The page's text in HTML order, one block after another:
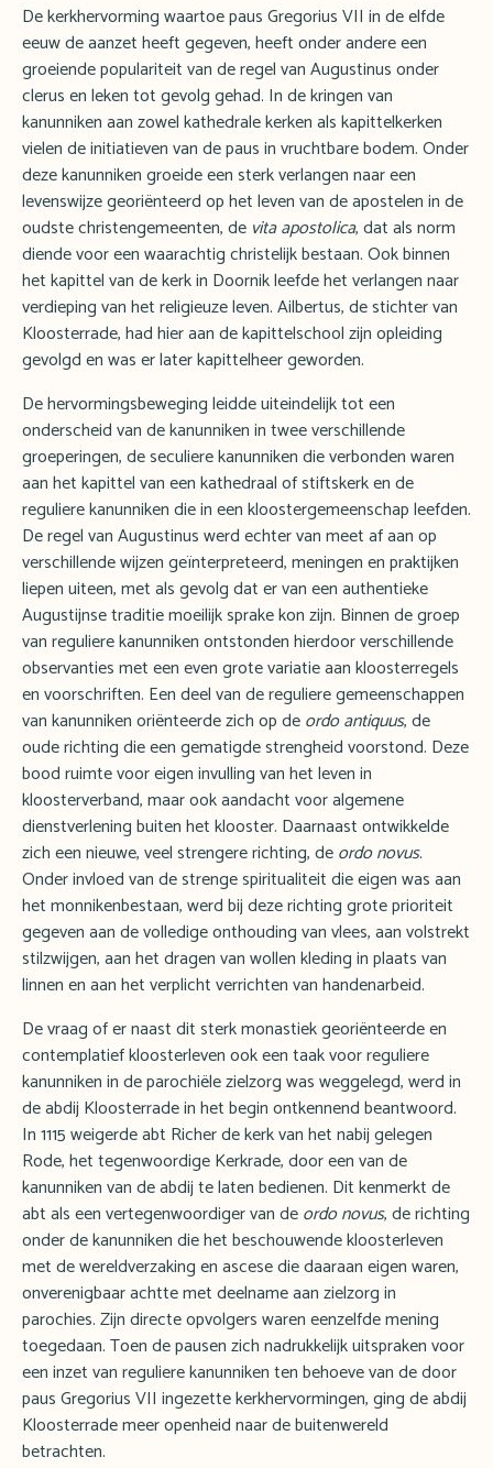
De kerkhervorming waartoe paus Gregorius VII in de elfde
eeuw de aanzet heeft gegeven, heeft onder andere een
groeiende populariteit van de regel van Augustinus onder
clerus en leken tot gevolg gehad. In de kringen van
kanunniken aan zowel kathedrale kerken als kapittelkerken
vielen de initiatieven van de paus in vruchtbare bodem. Onder
deze kanunniken groeide een sterk verlangen naar een
levenswijze georiënteerd op het leven van de apostelen in de
oudste christengemeenten, de vita apostolica, dat als norm
diende voor een waarachtig christelijk bestaan. Ook binnen
het kapittel van de kerk in Doornik leefde het verlangen naar
verdieping van het religieuze leven. Ailbertus, de stichter van
Kloosterrade, had hier aan de kapittelschool zijn opleiding
gevolgd en was er later kapittelheer geworden.
De hervormingsbeweging leidde uiteindelijk tot een
onderscheid van de kanunniken in twee verschillende
groeperingen, de seculiere kanunniken die verbonden waren
aan het kapittel van een kathedraal of stiftskerk en de
reguliere kanunniken die in een kloostergemeenschap leefden.
De regel van Augustinus werd echter van meet af aan op
verschillende wijzen geïnterpreteerd, meningen en praktijken
liepen uiteen, met als gevolg dat er van een authentieke
Augustijnse traditie moeilijk sprake kon zijn. Binnen de groep
van reguliere kanunniken ontstonden hierdoor verschillende
observanties met een even grote variatie aan kloosterregels
en voorschriften. Een deel van de reguliere gemeenschappen
van kanunniken oriënteerde zich op deordo antiquus, de
oude richting die een gematigde strengheid voorstond. Deze
bood ruimte voor eigen invulling van het leven in
kloosterverband, maar ook aandacht voor algemene
dienstverlening buiten het klooster. Daarnaast ontwikkelde
zich een nieuwe, veel strengere richting, deordo novus.
Onder invloed van de strenge spiritualiteit die eigen was aan
het monnikenbestaan, werd bij deze richting grote prioriteit
gegeven aan de volledige onthouding van vlees, aan volstrekt
stilzwijgen, aan het dragen van wollen kleding in plaats van
linnen en aan het verplicht verrichten van handenarbeid.
De vraag of er naast dit sterk monastiek georiënteerde en
contemplatief kloosterleven ook een taak voor reguliere
kanunniken in de parochiële zielzorg was weggelegd, werd in
de abdij Kloosterrade in het begin ontkennend beantwoord.
In 1115 weigerde abt Richer de kerk van het nabij gelegen
Rode, het tegenwoordige Kerkrade, door een van de
kanunniken van de abdij te laten bedienen. Dit kenmerkt de
abt als een vertegenwoordiger van deordo novus, de richting
onder de kanunniken die het beschouwende kloosterleven
met de wereldverzaking en ascese die daaraan eigen waren,
onverenigbaar achtte met deelname aan zielzorg in
parochies. Zijn directe opvolgers waren eenzelfde mening
toegedaan. Toen de pausen zich nadrukkelijk uitspraken voor
een inzet van reguliere kanunniken ten behoeve van de door
paus Gregorius VII ingezette kerkhervormingen, ging de abdij
Kloosterrade meer openheid naar de buitenwereld
betrachten.